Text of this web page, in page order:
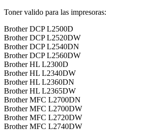
Toner valido para las impresoras:
Brother DCP L2500D
Brother DCP L2520DW
Brother DCP L2540DN
Brother DCP L2560DW
Brother HL L2300D
Brother HL L2340DW
Brother HL L2360DN
Brother HL L2365DW
Brother MFC L2700DN
Brother MFC L2700DW
Brother MFC L2720DW
Brother MFC L2740DW